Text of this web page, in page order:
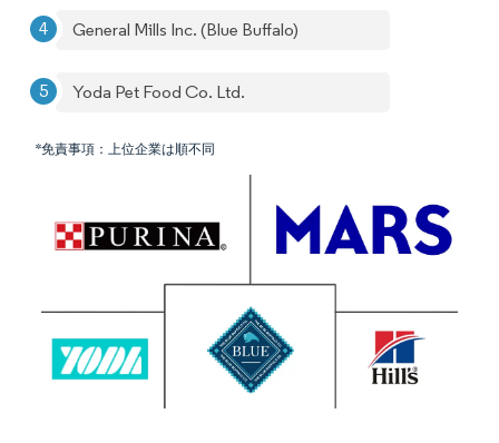
General Mills Inc. (Blue Buffalo)
Yoda Pet Food Co. Ltd.
*免責事項：上位企業は順不同